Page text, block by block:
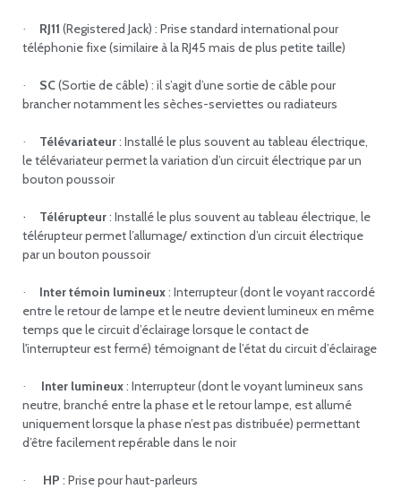
· RJ11 (Registered Jack) : Prise standard international pour
téléphonie fixe (similaire à la RJ45 mais de plus petite taille)
· SC(Sortie de câble) : il s’agit d’une sortie de câble pour
brancher notamment les sèches-serviettes ou radiateurs
· Télévariateur: Installé le plus souvent au tableau électrique,
le télévariateur permet la variation d’un circuit électrique par un
bouton poussoir
· Télérupteur: Installé le plus souvent au tableau électrique, le
télérupteur permet l’allumage/ extinction d’un circuit électrique
par un bouton poussoir
· Inter témoin lumineux: Interrupteur (dont le voyant raccordé
entre le retour de lampe et le neutre devient lumineux en même
temps que le circuit d’éclairage lorsque le contact de
l'interrupteur est fermé) témoignant de l’état du circuit d’éclairage
· Inter lumineux: Interrupteur (dont le voyant lumineux sans
neutre, branché entre la phase et le retour lampe, est allumé
uniquement lorsque la phase n’est pas distribuée) permettant
d’être facilement repérable dans le noir
· HP : Prise pour haut-parleurs